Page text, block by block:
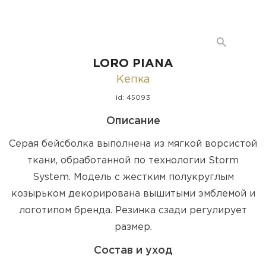
LORO PIANA
Кепка
id: 45093
Описание
Серая бейсболка выполнена из мягкой ворсистой
ткани, обработанной по технологии Storm
System. Модель с жестким полукруглым
козырьком декорирована вышитыми эмблемой и
логотипом бренда. Резинка сзади регулирует
размер.
Состав и уход